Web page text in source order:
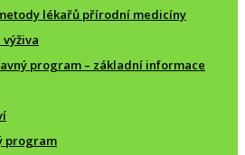
lékařů přírodní medicíny
program – základní informace
program